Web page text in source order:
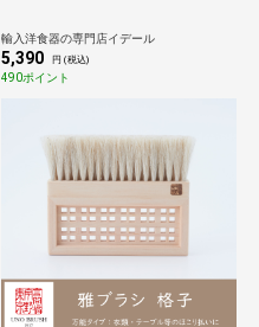
輸入洋食器の専門店イデール
5,390 円 (税込)
490ポイント